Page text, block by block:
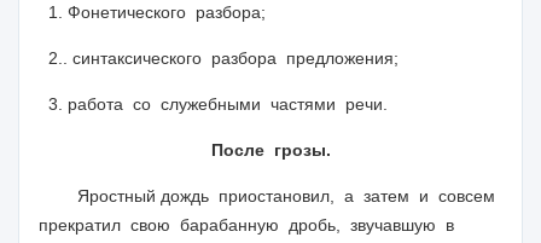
1. Фонетического разбора;
2.. синтаксического разбора предложения;
3. работа со служебными частями речи.
После грозы.
Яростный дождь приостановил, а затем и совсем
прекратил свою барабанную дробь, звучавшую в